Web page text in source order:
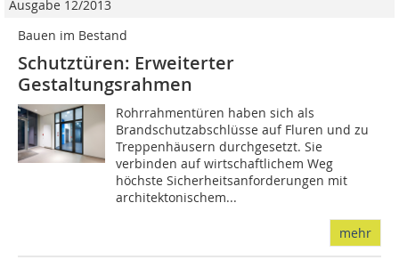
Ausgabe 12/2013
Bauen im Bestand
Schutztüren: Erweiterter
Gestaltungsrahmen
Rohrrahmentüren haben sich als
Brandschutzabschlüsse auf Fluren und zu
Treppenhäusern durchgesetzt. Sie
verbinden auf wirtschaftlichem Weg
höchste Sicherheitsanforderungen mit
architektonischem...
mehr